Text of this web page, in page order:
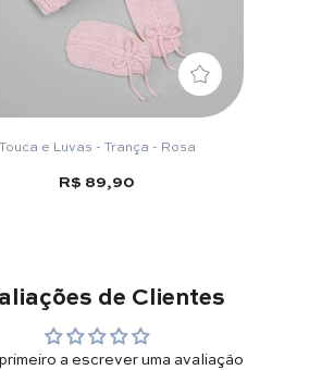
Touca e Luvas - Trança - Rosa
R$ 89,90
de Clientes
a escrever uma avaliação